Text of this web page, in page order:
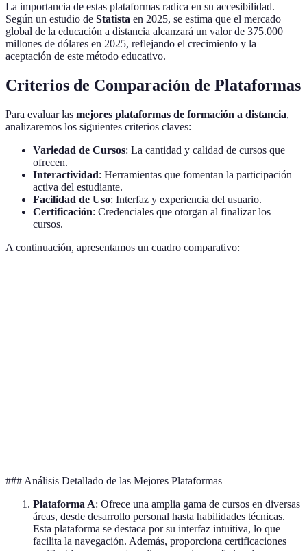
La importancia de estas plataformas radica en su accesibilidad.
Según un estudio de Statista en 2025, se estima que el mercado
global de la educación a distancia alcanzará un valor de 375.000
millones de dólares en 2025, reflejando el crecimiento y la
aceptación de este método educativo.
Criterios de Comparación de Plataformas
Para evaluar las mejores plataformas de formación a distancia,
analizaremos los siguientes criterios claves:
Variedad de Cursos: La cantidad y calidad de cursos que
ofrecen.
Interactividad: Herramientas que fomentan la participación
activa del estudiante.
Facilidad de Uso: Interfaz y experiencia del usuario.
Certificación: Credenciales que otorgan al finalizar los
cursos.
A continuación, apresentamos un cuadro comparativo:
### Análisis Detallado de las Mejores Plataformas
Plataforma A: Ofrece una amplia gama de cursos en diversas
áreas, desde desarrollo personal hasta habilidades técnicas.
Esta plataforma se destaca por su interfaz intuitiva, lo que
facilita la navegación. Además, proporciona certificaciones